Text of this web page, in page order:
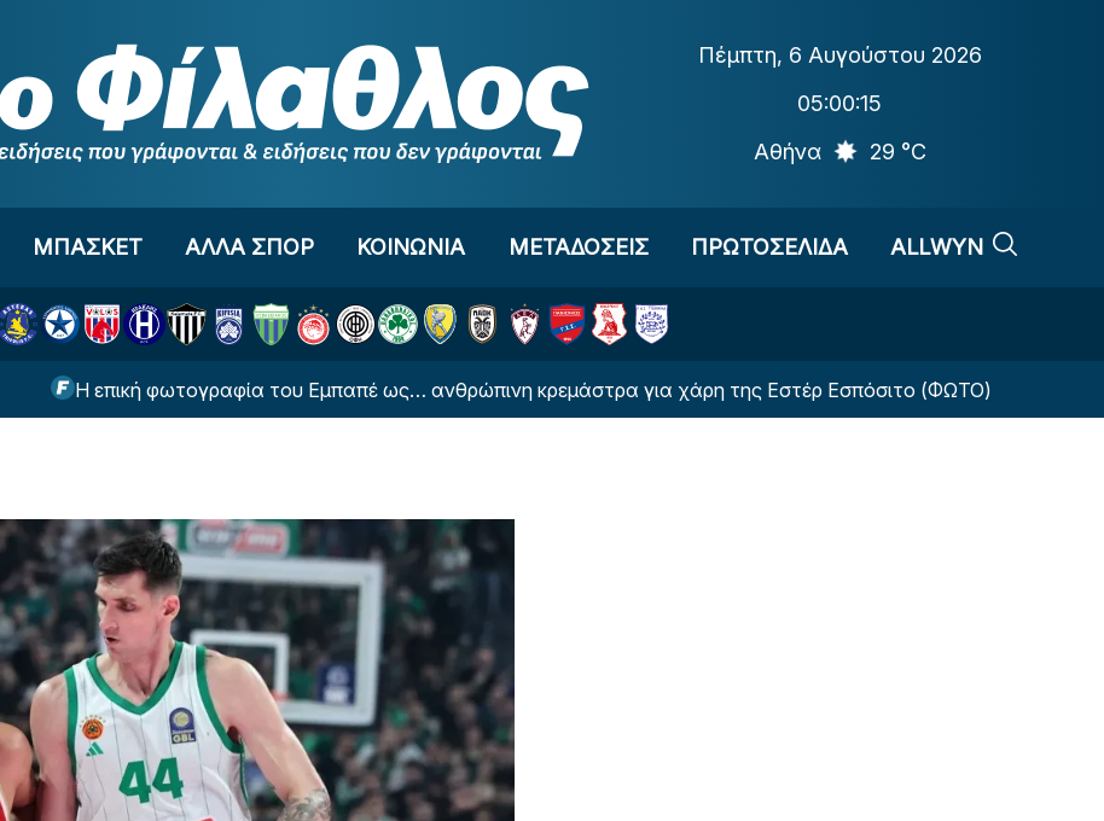
Πέμπτη, 6 Αυγούστου 2026
05:00:16
Αθήνα
29 °C
ΜΠΑΣΚΕΤ ΑΛΛΑ ΣΠΟΡ ΚΟΙΝΩΝΙΑ ΜΕΤΑΔΟΣΕΙΣ ΠΡΩΤΟΣΕΛΙΔΑ ALLWYN
Η επική φωτογραφία του Εμπαπέ ως… ανθρώπινη κρεμάστρα για χάρη της Εστέρ Εσπόσιτο (ΦΩΤΟ)